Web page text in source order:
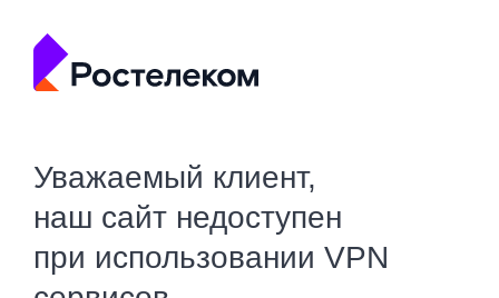
Уважаемый клиент,
наш сайт недоступен
при использовании VPN